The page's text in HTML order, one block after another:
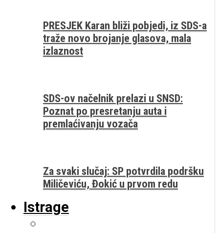
PRESJEK Karan bliži pobjedi, iz SDS-a
traže novo brojanje glasova, mala
izlaznost
SDS-ov načelnik prelazi u SNSD:
Poznat po presretanju auta i
premlaćivanju vozača
Za svaki slučaj: SP potvrdila podršku
Miličeviću, Đokić u prvom redu
Istrage